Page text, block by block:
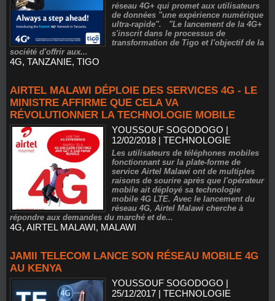
réseau 4G+ qui promet aux utilisateurs
de données "une expérience numérique
ultra-rapide". "Le lancement de la 4G+
s'inscrit dans le processus de
transformation de Tigo et l'objectif de la
société d'offrir aux...
4G, TANZANIE, TIGO
AIRTEL MALAWI DÉPLOIE DES SERVICES 4G - LE
MINISTRE AFFIRME QUE CELA VA
RÉVOLUTIONNER LA TECHNOLOGIE MOBILE
YOUSSOUF SOGODOGO |
12/02/2018 |TECHNOLOGIE
Les utilisateurs de téléphones mobiles
fonctionnant sur la plate-forme de
service Airtel Malawi ont de multiples
raisons de sourire après que l'opérateur
mobile ait déployé sa technologie
mobile 4G LTE. Avec le lancement du
réseau 4G, Airtel Malawi cherche à
répondre aux demandes du marché et de...
4G, AIRTEL MALAWI, MALAWI
JAMII TELECOM LANCE SON RÉSEAU MOBILE 4G
AU KENYA
YOUSSOUF SOGODOGO |
25/12/2017 |TECHNOLOGIE